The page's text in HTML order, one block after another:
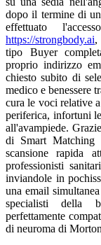
dopo il termine di
effettuato
https://strongbody.ai,
tipo Buyer
proprio indirizzo
chiesto subito di
medico e benessere
cura le voci relative
periferica, infortuni
all'avampiede.
di Smart Matching
scansione rapida
professionisti
inviandole in
una email
specialisti della
perfettamente
di neuroma di